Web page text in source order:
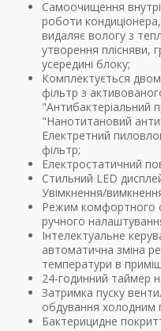
Самоочищення
роботи
видаляє вологу з
утворення плісняви,
усередині блоку;
Комплектується
фільтр з
"Антибактеріальний
"Нанотитановий
Електретний
фільтр;
Електростатичний
Стильний LED
Увімкнення/
Режим комфортного
ручного
Інтелектуальне
автоматична зміна
температури в
24-годинний таймер
Затримка пуску
обдування холодним
Бактерицидне